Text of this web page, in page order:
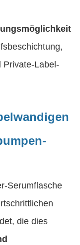
Private-Label-
Serumflasche
die dies